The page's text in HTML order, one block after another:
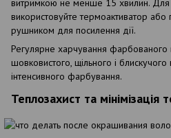
витримкою не менше 15 хвилин. Для
використовуйте термоактиватор або
рушником для посилення дії.
Регулярне харчування
шовковистого, щільного і блискучого
інтенсивного фарбування.
Теплозахист та мінімізація